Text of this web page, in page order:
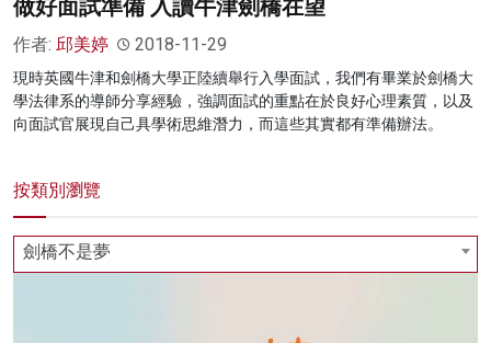
做好面試準備 入讀牛津劍橋在望
作者: 邱美婷 2018-11-29
現時英國牛津和劍橋大學正陸續舉行入學面試，我們有畢業於劍橋大
學法律系的導師分享經驗，強調面試的重點在於良好心理素質，以及
向面試官展現自己具學術思維潛力，而這些其實都有準備辦法。
按類別瀏覽
劍橋不是夢